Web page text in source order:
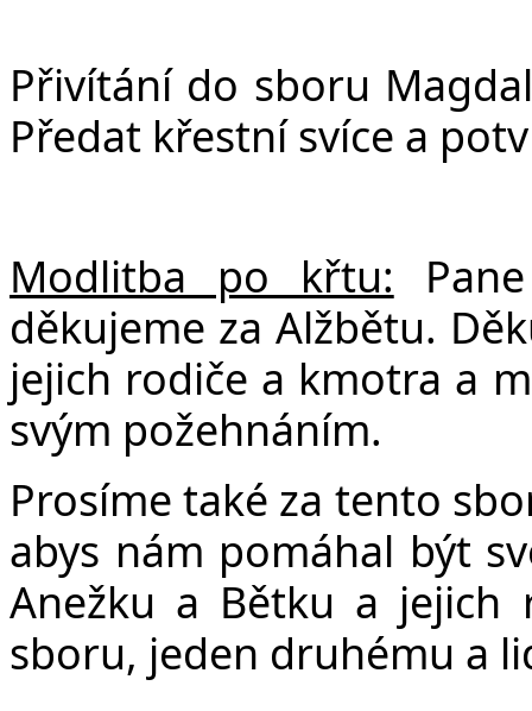
Přivítání do sboru
Předat křestní svíce a
Modlitba po křtu:
děkujeme za Alžbětu.
jejich rodiče a kmotra a
svým požehnáním.
Prosíme také za tento
abys nám pomáhal být
Anežku a Bětku a
sboru, jeden druhému a